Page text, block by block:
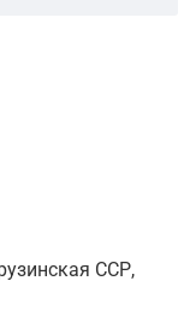
ССР,